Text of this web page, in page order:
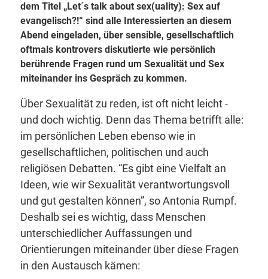
dem Titel „Let´s talk about sex(uality): Sex auf
evangelisch?!“ sind alle Interessierten an diesem
Abend eingeladen, über sensible, gesellschaftlich
oftmals kontrovers diskutierte wie persönlich
berührende Fragen rund um Sexualität und Sex
miteinander ins Gespräch zu kommen.
Über Sexualität zu reden, ist oft nicht leicht -
und doch wichtig. Denn das Thema betrifft alle:
im persönlichen Leben ebenso wie in
gesellschaftlichen, politischen und auch
religiösen Debatten. “Es gibt eine Vielfalt an
Ideen, wie wir Sexualität verantwortungsvoll
und gut gestalten können”, so Antonia Rumpf.
Deshalb sei es wichtig, dass Menschen
unterschiedlicher Auffassungen und
Orientierungen miteinander über diese Fragen
in den Austausch kämen: